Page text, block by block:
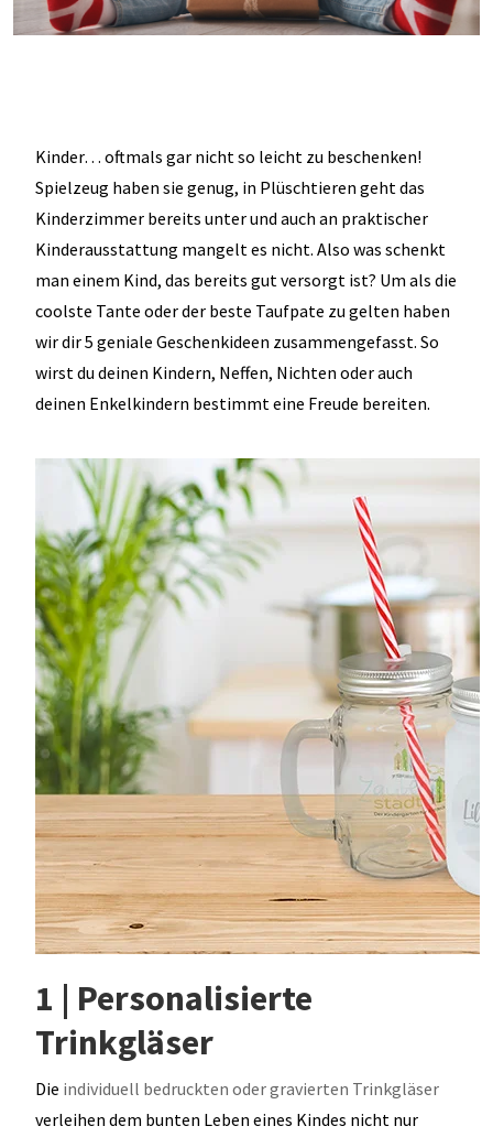
Kinder… oftmals gar nicht so leicht zu beschenken!
Spielzeug haben sie genug, in Plüschtieren geht das
Kinderzimmer bereits unter und auch an praktischer
Kinderausstattung mangelt es nicht. Also was schenkt
man einem Kind, das bereits gut versorgt ist? Um als die
coolste Tante oder der beste Taufpate zu gelten haben
wir dir 5 geniale Geschenkideen zusammengefasst. So
wirst du deinen Kindern, Neffen, Nichten oder auch
deinen Enkelkindern bestimmt eine Freude bereiten.
1 | Personalisierte
Trinkgläser
Die individuell bedruckten oder gravierten Trinkgläser
verleihen dem bunten Leben eines Kindes nicht nur